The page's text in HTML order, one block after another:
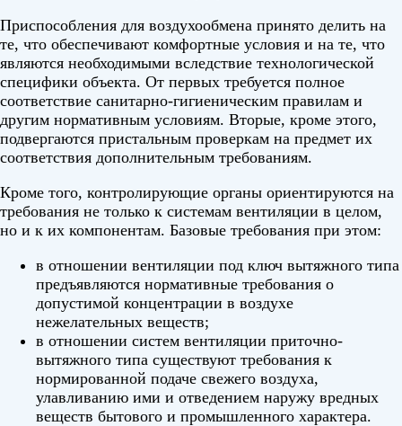
Приспособления для воздухообмена принято делить на
те, что обеспечивают комфортные условия и на те, что
являются необходимыми вследствие технологической
специфики объекта. От первых требуется полное
соответствие санитарно-гигиеническим правилам и
другим нормативным условиям. Вторые, кроме этого,
подвергаются пристальным проверкам на предмет их
соответствия дополнительным требованиям.
Кроме того, контролирующие органы ориентируются на
требования не только к системам вентиляции в целом,
но и к их компонентам. Базовые требования при этом:
в отношении вентиляции под ключ вытяжного типа
предъявляются нормативные требования о
допустимой концентрации в воздухе
нежелательных веществ;
в отношении систем вентиляции приточно-
вытяжного типа существуют требования к
нормированной подаче свежего воздуха,
улавливанию ими и отведением наружу вредных
веществ бытового и промышленного характера.